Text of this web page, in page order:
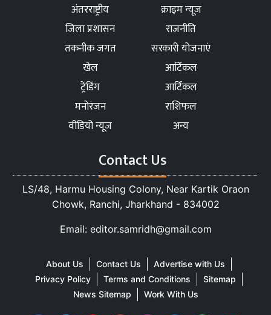
अंतरराष्ट्रीय
क्राइम न्यूज
जिला प्रशासन
राजनीति
तकनीक जगत
सरकारी योजनाएं
खेल
आर्टिकल
ट्रेंडिंग
आर्टिकल
मनोरंजन
राशिफल
वीडियो न्यूज
अन्य
Contact Us
LS/48, Harmu Housing Colony, Near Kartik Oraon
Chowk, Ranchi, Jharkhand - 834002
Email: editor.samridh@gmail.com
About Us Contact Us
Advertise with Us
Privacy Policy
Terms and Conditions
Sitemap
News Sitemap
Work With Us